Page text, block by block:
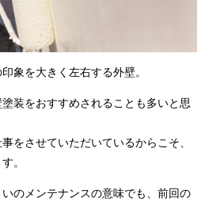
象を大きく左右する外壁。
装をおすすめされることも多いと思
をさせていただいているからこそ、
。
のメンテナンスの意味でも、前回の